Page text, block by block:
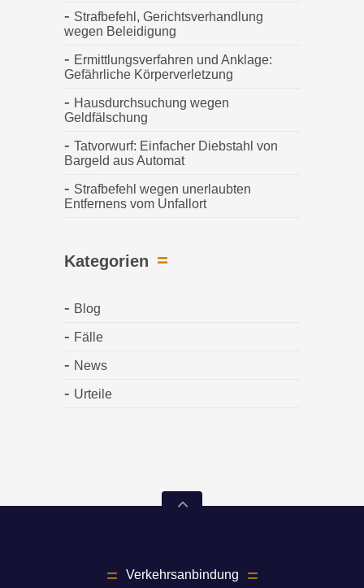
Strafbefehl, Gerichtsverhandlung
wegen Beleidigung
Ermittlungsverfahren und Anklage:
Gefährliche Körperverletzung
Hausdurchsuchung wegen
Geldfälschung
Tatvorwurf: Einfacher Diebstahl von
Bargeld aus Automat
Strafbefehl wegen unerlaubten
Entfernens vom Unfallort
Kategorien
Blog
Fälle
News
Urteile
Verkehrsanbindung